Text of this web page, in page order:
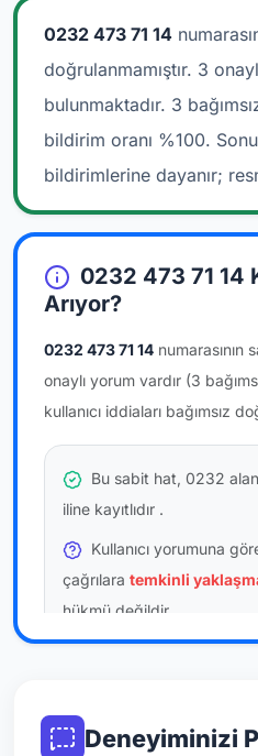
0232 473 71 14
doğrulanmamıştır. 3
bulunmaktadır. 3
bildirim oranı %100.
bildirimlerine dayanır;
0232 473 71 14
Arıyor?
0232 473 71 14 numarasının
onaylı yorum vardır (3
kullanıcı iddiaları bağımsız
Bu sabit hat, 0232
iline kayıtlıdır .
Kullanıcı yorumuna
çağrılara temkinli
hükmü değildir.
Bu bilgiler onaylı
*Not: Değerlendirmeler onaylı
Deneyiminizi